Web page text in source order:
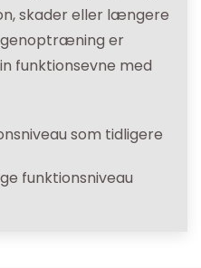
skader eller længere
genoptræning er
funktionsevne med
som tidligere
funktionsniveau